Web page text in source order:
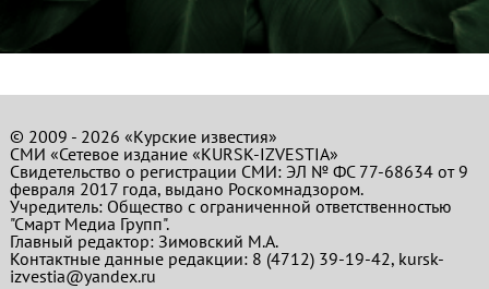
© 2009 - 2026 «Курские известия»
СМИ «Сетевое издание «KURSK-IZVESTIA»
Свидетельство о регистрации СМИ: ЭЛ № ФС 77-68634 от 9
февраля 2017 года, выдано Роскомнадзором.
Учредитель: Общество с ограниченной ответственностью
"Смарт Медиа Групп".
Главный редактор:Зимовский М.А.
Контактные данные редакции: 8 (4712) 39-19-42, kursk-
izvestia@yandex.ru